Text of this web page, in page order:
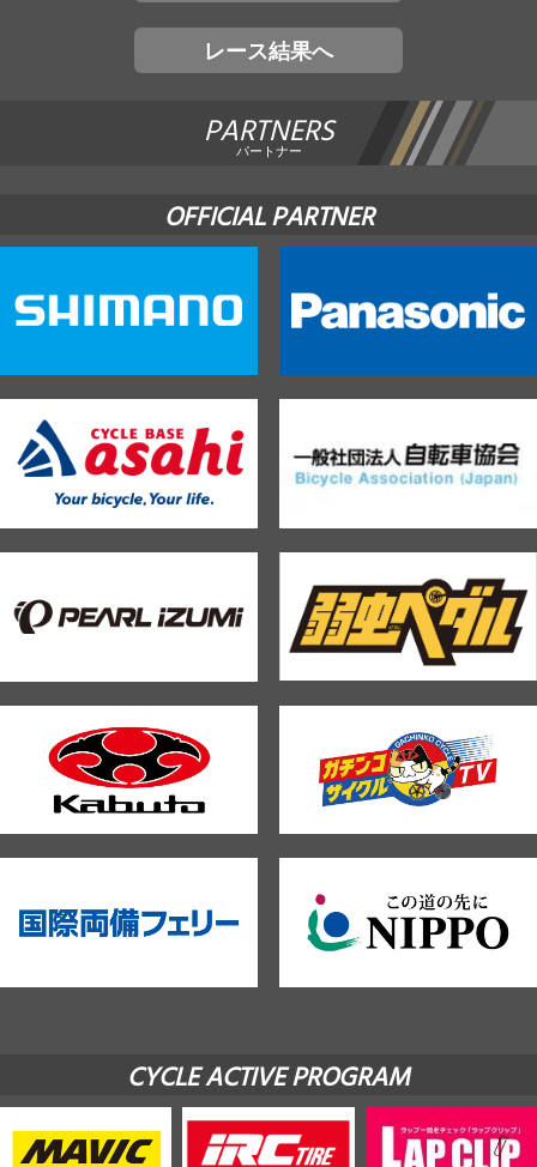
レース結果へ
PARTNERS
パートナー
OFFICIAL PARTNER
CYCLE ACTIVE PROGRAM